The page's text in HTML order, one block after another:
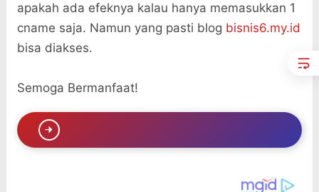
apakah ada efeknya kalau hanya memasukkan 1
cname saja. Namun yang pasti blog bisnis6.my.id
bisa diakses.
Semoga Bermanfaat!